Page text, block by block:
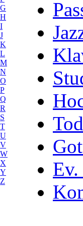
G
H
I
J
K
L
M
N
O
P
Q
R
S
T
U
V
W
X
Y
Z
Ev.